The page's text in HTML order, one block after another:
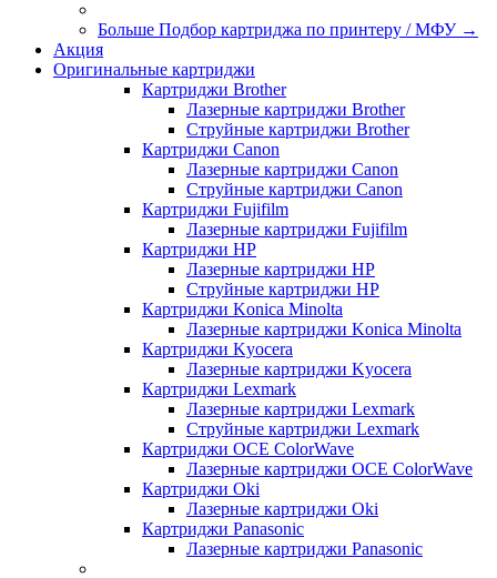
Больше Подбор картриджа по принтеру / МФУ →
Акция
Оригинальные картриджи
Картриджи Brother
Лазерные картриджи Brother
Струйные картриджи Brother
Картриджи Canon
Лазерные картриджи Canon
Струйные картриджи Canon
Картриджи Fujifilm
Лазерные картриджи Fujifilm
Картриджи HP
Лазерные картриджи HP
Струйные картриджи HP
Картриджи Konica Minolta
Лазерные картриджи Konica Minolta
Картриджи Kyocera
Лазерные картриджи Kyocera
Картриджи Lexmark
Лазерные картриджи Lexmark
Струйные картриджи Lexmark
Картриджи OCE ColorWave
Лазерные картриджи OCE ColorWave
Картриджи Oki
Лазерные картриджи Oki
Картриджи Panasonic
Лазерные картриджи Panasonic